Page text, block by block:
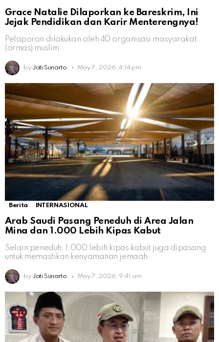
Grace Natalie Dilaporkan ke Bareskrim, Ini
Jejak Pendidikan dan Karir Menterengnya!
Pelaporan dilakukan oleh 40 organisasi masyarakat
(ormas) muslim
by Jati Sunarto May 7, 2026, 4:14 pm
Berita INTERNASIONAL
Arab Saudi Pasang Peneduh di Area Jalan
Mina dan 1.000 Lebih Kipas Kabut
Selain peneduh, 1.000 lebih kipas kabut juga dipasang
untuk memastikan kenyamanan jemaah
by Jati Sunarto May 7, 2026, 9:41 am